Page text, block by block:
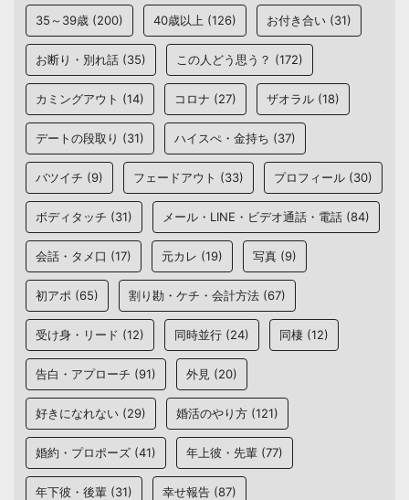
35～39歳 (200) 40歳以上 (126) お付き合い (31)
お断り・別れ話 (35) この人どう思う？ (172)
カミングアウト (14) コロナ (27) ザオラル (18)
デートの段取り (31) ハイスぺ・金持ち (37)
バツイチ (9) フェードアウト (33) プロフィール (30)
ボディタッチ (31) メール・LINE・ビデオ通話・電話 (84)
会話・タメ口 (17) 元カレ (19) 写真 (9)
初アポ (65) 割り勘・ケチ・会計方法 (67)
受け身・リード (12) 同時並行 (24) 同棲 (12)
告白・アプローチ (91) 外見 (20)
好きになれない (29) 婚活のやり方 (121)
婚約・プロポーズ (41) 年上彼・先輩 (77)
年下彼・後輩 (31) 幸せ報告 (87)